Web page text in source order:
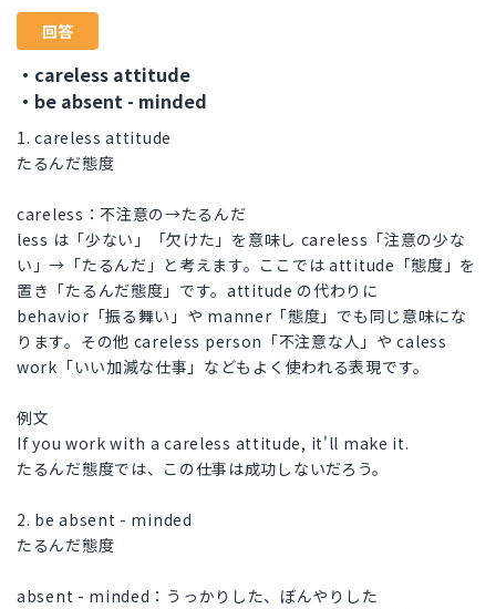
回答
・careless attitude
・be absent - minded
1. careless attitude
たるんだ態度
careless：不注意の→たるんだ
less は「少ない」「欠けた」を意味し careless「注意の少な
い」→「たるんだ」と考えます。ここでは attitude「態度」を
置き「たるんだ態度」です。attitude の代わりに
behavior「振る舞い」や manner「態度」でも同じ意味にな
ります。その他 careless person「不注意な人」や caless
work「いい加減な仕事」などもよく使われる表現です。
例文
If you work with a careless attitude, it'll make it.
たるんだ態度では、この仕事は成功しないだろう。
2. be absent - minded
たるんだ態度
absent - minded：うっかりした、ぼんやりした